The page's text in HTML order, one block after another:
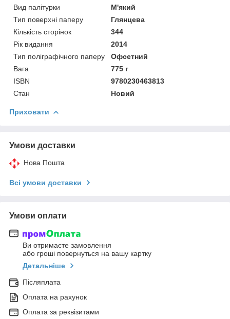
Вид палітурки
М'який
Тип поверхні паперу
Глянцева
Кількість сторінок
344
Рік видання
2014
Тип поліграфічного паперу
Офсетний
Вага
775 г
ISBN
9780230463813
Стан
Новий
Приховати
Умови доставки
Нова Пошта
Всі умови доставки
Умови оплати
Ви отримаєте замовлення
або гроші повернуться на вашу картку
Детальніше
Післяплата
Оплата на рахунок
Оплата за реквізитами